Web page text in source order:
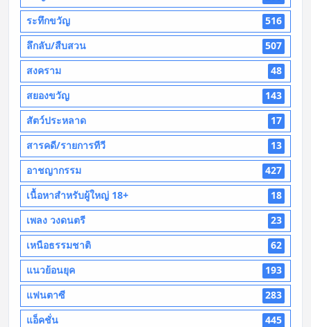
ระทึกขวัญ
516
ลึกลับ/สืบสวน
507
สงคราม
48
สยองขวัญ
143
สัตว์ประหลาด
17
สารคดี/รายการทีวี
13
อาชญากรรม
427
เนื้อหาสำหรับผู้ใหญ่ 18+
18
เพลง วงดนตรี
23
เหนือธรรมชาติ
62
แนวย้อนยุค
193
แฟนตาซี
283
แอ็คชั่น
445